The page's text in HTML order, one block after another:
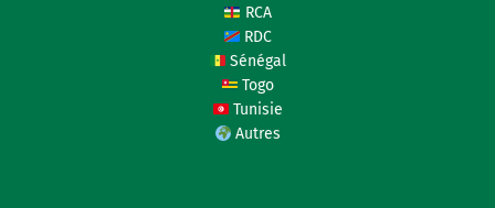
RCA
RDC
Sénégal
Togo
Tunisie
Autres